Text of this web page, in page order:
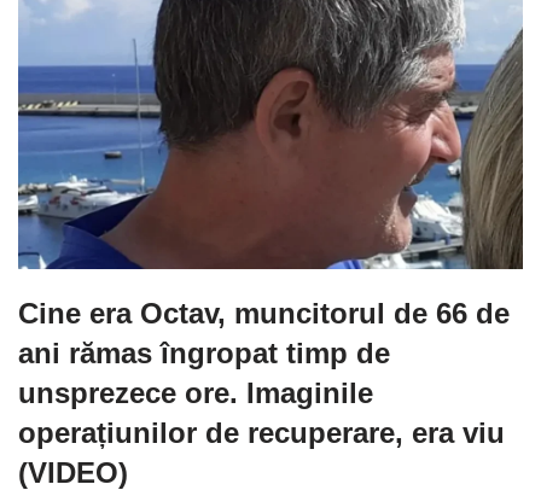
Cine era Octav, muncitorul de 66 de
ani rămas îngropat timp de
unsprezece ore. Imaginile
operațiunilor de recuperare, era viu
(VIDEO)